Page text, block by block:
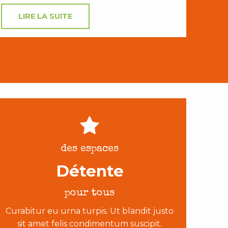
LIRE LA SUITE
des espaces
Détente
pour tous
Curabitur eu urna turpis. Ut blandit justo
sit amet felis condimentum suscipit.